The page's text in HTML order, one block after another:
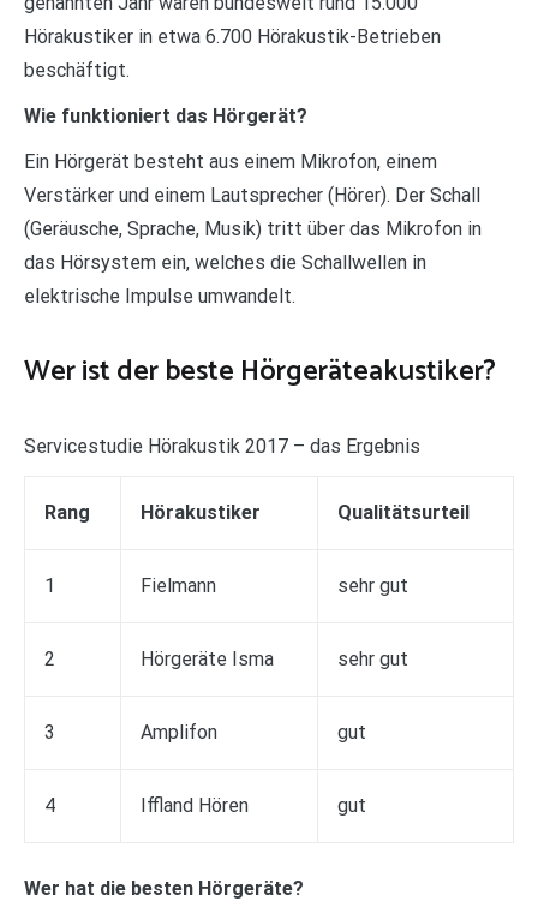
Hörakustiker in etwa 6.700 Hörakustik-Betrieben
beschäftigt.
Wie funktioniert das Hörgerät?
Ein Hörgerät besteht aus einem Mikrofon, einem
Verstärker und einem Lautsprecher (Hörer). Der Schall
(Geräusche, Sprache, Musik) tritt über das Mikrofon in
das Hörsystem ein, welches die Schallwellen in
elektrische Impulse umwandelt.
Wer ist der beste Hörgeräteakustiker?
Servicestudie Hörakustik 2017 – das Ergebnis
Rang Hörakustiker Qualitätsurteil
1 Fielmann sehr gut
2 Hörgeräte Isma sehr gut
3 Amplifon gut
4 Iffland Hören gut
Wer hat die besten Hörgeräte?